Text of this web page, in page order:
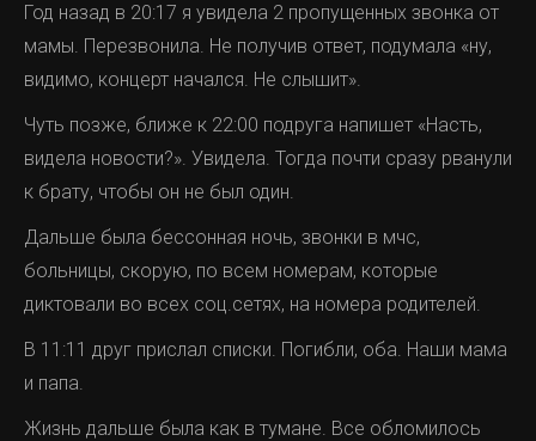
Год назад в 20:17 я увидела 2 пропущенных звонка от
мамы. Перезвонила. Не получив ответ, подумала «ну,
видимо, концерт начался. Не слышит».
Чуть позже, ближе к 22:00 подруга напишет «Насть,
видела новости?». Увидела. Тогда почти сразу рванули
к брату, чтобы он не был один.
Дальше была бессонная ночь, звонки в мчс,
больницы, скорую, по всем номерам, которые
диктовали во всех соц.сетях, на номера родителей.
В 11:11 друг прислал списки. Погибли, оба. Наши мама
и папа.
Жизнь дальше была как в тумане. Все обломилось